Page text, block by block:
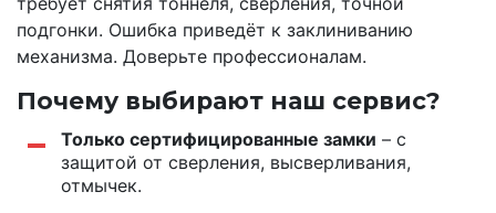
подгонки. Ошибка приведёт к заклиниванию
механизма. Доверьте профессионалам.
Почему выбирают наш сервис?
Только сертифицированные замки – с
защитой от сверления, высверливания,
отмычек.